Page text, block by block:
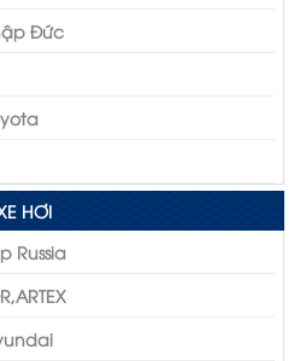
Đức
HƠI
Russia